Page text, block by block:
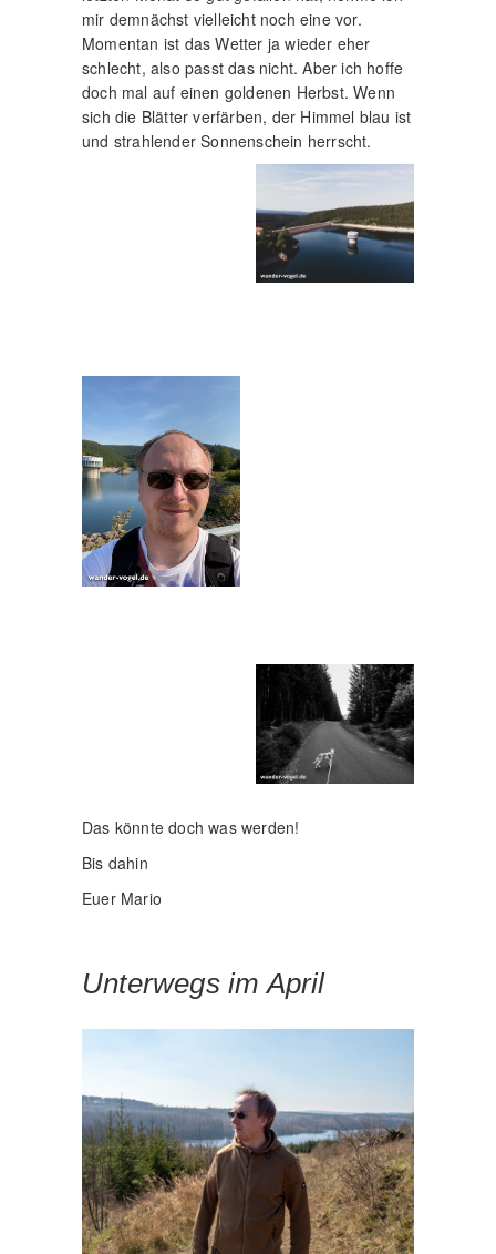
mir demnächst vielleicht noch eine vor.
Momentan ist das Wetter ja wieder eher
schlecht, also passt das nicht. Aber ich hoffe
doch mal auf einen goldenen Herbst. Wenn
sich die Blätter verfärben, der Himmel blau ist
und strahlender Sonnenschein herrscht.
Das könnte doch was werden!
Bis dahin
Euer Mario
Unterwegs im April